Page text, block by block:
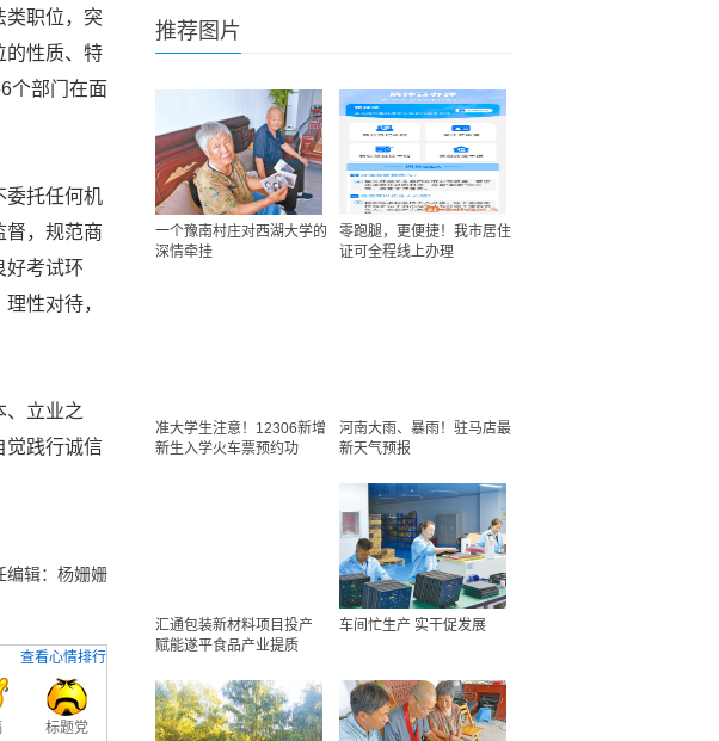
类职位，突
的性质、特
个部门在面
委托任何机
督，规范商
好考试环
性对待，
、立业之
觉践行诚信
编辑：杨姗姗
查看心情排行
标题党
推荐图片
一个豫南村庄对西湖大学的
深情牵挂
零跑腿，更便捷！我市居住
证可全程线上办理
准大学生注意！12306新增
新生入学火车票预约功
河南大雨、暴雨！驻马店最
新天气预报
汇通包装新材料项目投产
赋能遂平食品产业提质
车间忙生产 实干促发展